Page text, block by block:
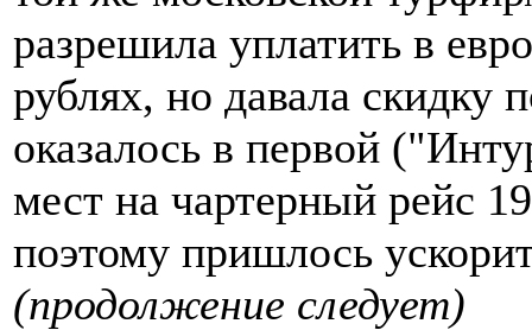
разрешила уплатить в
рублях, но давала скидку
оказалось в первой
мест на чартерный рейс
поэтому пришлось
(продолжение следует)